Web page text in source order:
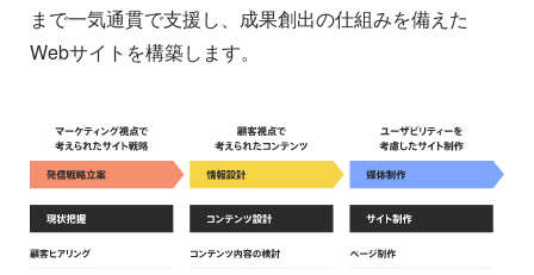
まで一気通貫で支援し、成果創出の仕組みを備えた
Webサイトを構築します。